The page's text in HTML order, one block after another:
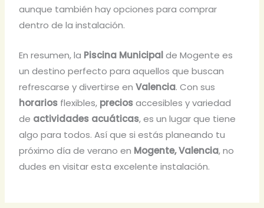
aunque también hay opciones para comprar
dentro de la instalación.
En resumen, la Piscina Municipalde Mogente es
un destino perfecto para aquellos que buscan
refrescarse y divertirse enValencia. Con sus
horarios flexibles, preciosaccesibles y variedad
de actividades acuáticas, es un lugar que tiene
algo para todos. Así que si estás planeando tu
próximo día de verano en Mogente, Valencia, no
dudes en visitar esta excelente instalación.